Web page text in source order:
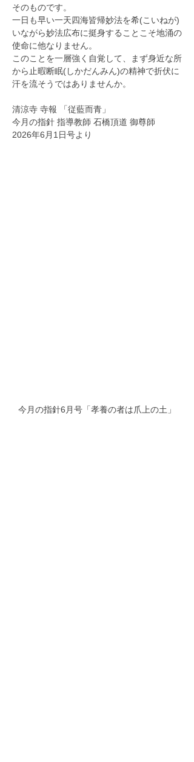
そのものです。
一日も早い一天四海皆帰妙法を希(こいねが)
いながら妙法広布に挺身することこそ地涌の
使命に他なりません。
このことを一層強く自覚して、まず身近な所
から止暇断眠(しかだんみん)の精神で折伏に
汗を流そうではありませんか。
清涼寺 寺報 「従藍而青」
今月の指針 指導教師 石橋頂道 御尊師
2026年6月1日号より
今月の指針6月号「孝養の者は爪上の土」